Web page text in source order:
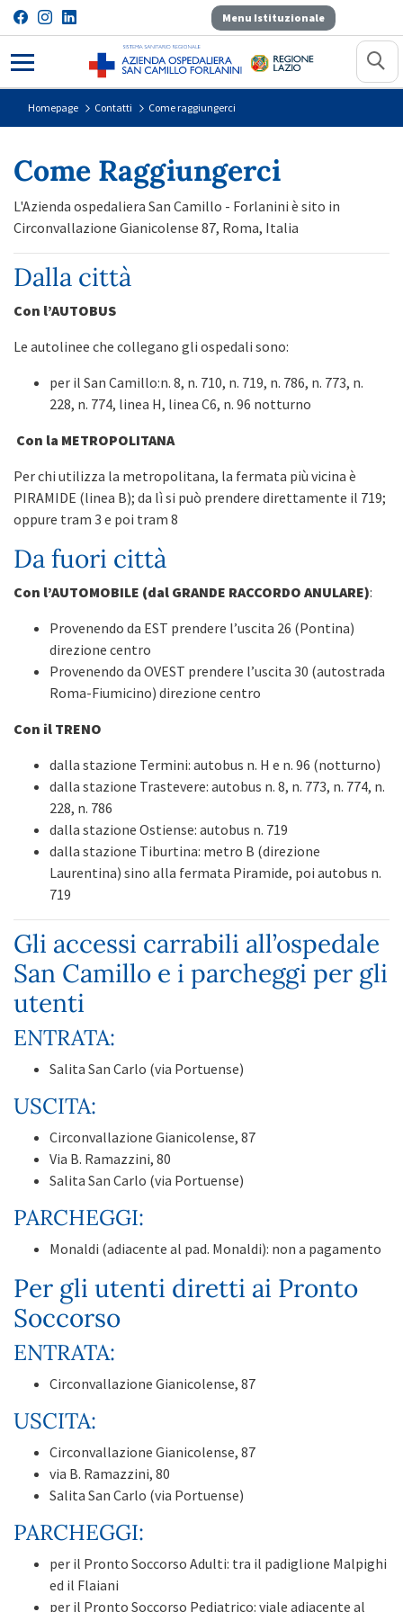
Menu Istituzionale
Come raggiungerci
Homepage Contatti Come raggiungerci
Come Raggiungerci
L'Azienda ospedaliera San Camillo - Forlanini è sito in
Circonvallazione Gianicolense 87, Roma, Italia
Dalla città
Con l’AUTOBUS
Le autolinee che collegano gli ospedali sono:
per il San Camillo:n. 8, n. 710, n. 719, n. 786, n. 773, n.
228, n. 774, linea H, linea C6, n. 96 notturno
Con la METROPOLITANA
Per chi utilizza la metropolitana, la fermata più vicina è
PIRAMIDE (linea B); da lì si può prendere direttamente il 719;
oppure tram 3 e poi tram 8
Da fuori città
Con l’AUTOMOBILE (dal GRANDE RACCORDO ANULARE):
Provenendo da EST prendere l’uscita 26 (Pontina)
direzione centro
Provenendo da OVEST prendere l’uscita 30 (autostrada
Roma-Fiumicino) direzione centro
Con il TRENO
dalla stazione Termini: autobus n. H e n. 96 (notturno)
dalla stazione Trastevere: autobus n. 8, n. 773, n. 774, n.
228, n. 786
dalla stazione Ostiense: autobus n. 719
dalla stazione Tiburtina: metro B (direzione
Laurentina) sino alla fermata Piramide, poi autobus n.
719
Gli accessi carrabili all’ospedale
San Camillo e i parcheggi per gli
utenti
ENTRATA:
Salita San Carlo (via Portuense)
USCITA:
Circonvallazione Gianicolense, 87
Via B. Ramazzini, 80
Salita San Carlo (via Portuense)
PARCHEGGI:
Monaldi (adiacente al pad. Monaldi): non a pagamento
Per gli utenti diretti ai Pronto
Soccorso
ENTRATA:
Circonvallazione Gianicolense, 87
USCITA:
Circonvallazione Gianicolense, 87
via B. Ramazzini, 80
Salita San Carlo (via Portuense)
PARCHEGGI:
per il Pronto Soccorso Adulti: tra il padiglione Malpighi
ed il Flaiani
per il Pronto Soccorso Pediatrico: viale adiacente al